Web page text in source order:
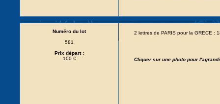
Numéro du lot
581
Prix départ :
100 €
2 lettres de PARIS pour la GRECE :
Cliquer sur une photo pour